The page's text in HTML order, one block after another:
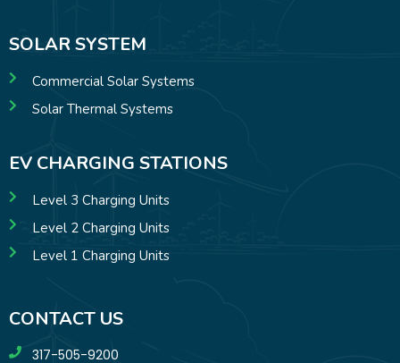
SOLAR SYSTEM
Commercial Solar Systems
Solar Thermal Systems
EV CHARGING STATIONS
Level 3 Charging Units
Level 2 Charging Units
Level 1 Charging Units
CONTACT US
317-505-9200